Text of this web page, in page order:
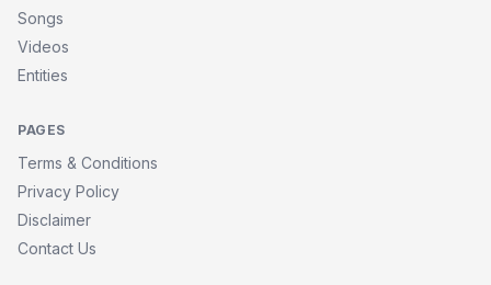
Songs
Videos
Entities
PAGES
Terms & Conditions
Privacy Policy
Disclaimer
Contact Us